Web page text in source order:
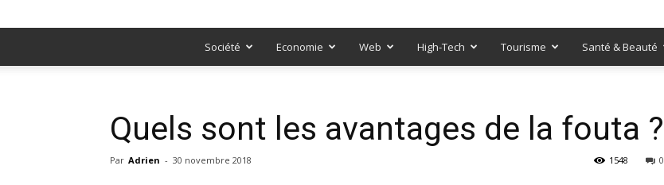
Société Economie Web High-Tech Tourisme Santé & Beauté
Quels sont les avantages de la fouta ?
Par Adrien - 30 novembre 2018 0
1548